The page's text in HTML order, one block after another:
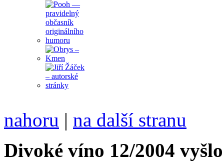
nahoru | na další stranu
Divoké víno 12/2004